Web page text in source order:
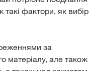
такі фактори, як вибір
за
матеріалу, але також